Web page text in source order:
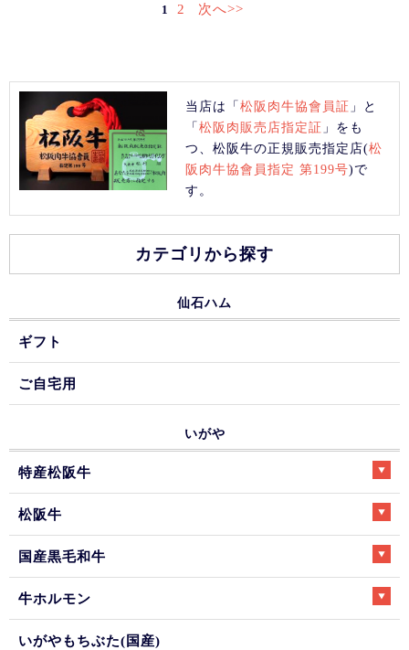
1 2 次へ>>
当店は「松阪肉牛協會員証 」と
「松阪肉販売店指定証 」をも
つ、松阪牛の正規販売指定店(松
阪肉牛協會員指定 第199号)で
す。
カテゴリから探す
仙石ハム
ギフト
ご自宅用
いがや
特産松阪牛
松阪牛
国産黒毛和牛
牛ホルモン
いがやもちぶた(国産)